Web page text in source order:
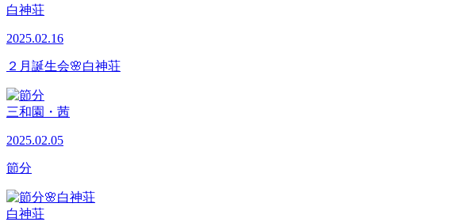
白神荘
2025.02.16
２月誕生会🌸白神荘
三和園・茜
2025.02.05
節分
白神荘